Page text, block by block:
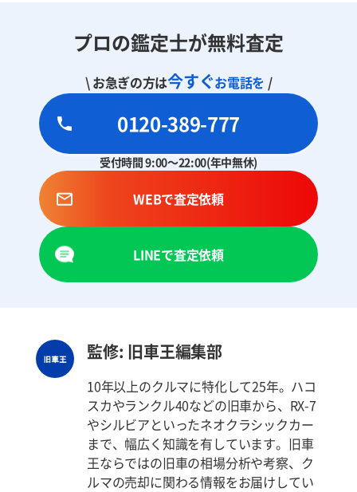
プロの鑑定士が無料査定
\ お急ぎの方は今すぐお電話を /
0120-389-777
受付時間 9:00～22:00(年中無休)
WEBで査定依頼
LINEで査定依頼
監修: 旧車王編集部
10年以上のクルマに特化して25年。ハコ
スカやランクル40などの旧車から、RX-7
やシルビアといったネオクラシックカー
まで、幅広く知識を有しています。旧車
王ならではの旧車の相場分析や考察、ク
ルマの売却に関わる情報をお届けしてい